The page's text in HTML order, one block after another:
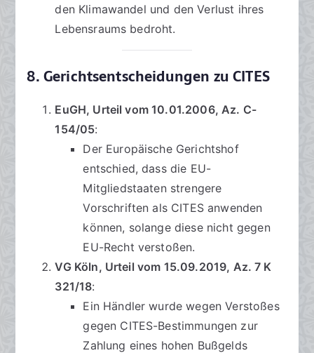
den Klimawandel und den Verlust ihres
Lebensraums bedroht.
8. Gerichtsentscheidungen zu CITES
EuGH, Urteil vom 10.01.2006, Az. C-
154/05:
Der Europäische Gerichtshof
entschied, dass die EU-
Mitgliedstaaten strengere
Vorschriften als CITES anwenden
können, solange diese nicht gegen
EU-Recht verstoßen.
VG Köln, Urteil vom 15.09.2019, Az. 7 K
321/18:
Ein Händler wurde wegen Verstoßes
gegen CITES-Bestimmungen zur
Zahlung eines hohen Bußgelds